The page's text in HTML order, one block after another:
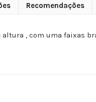
Recomendações
altura , com uma faixas